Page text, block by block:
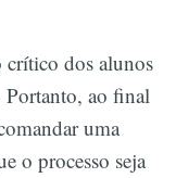
crítico dos alunos
Portanto, ao final
uma
o processo seja